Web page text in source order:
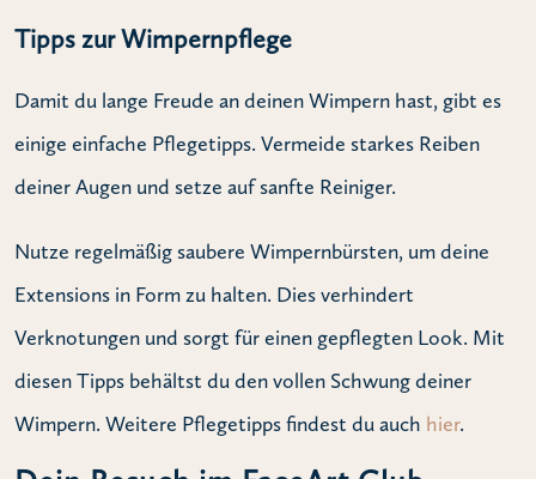
Tipps zur Wimpernpflege
Damit du lange Freude an deinen Wimpern hast, gibt es
einige einfache Pflegetipps. Vermeide starkes Reiben
deiner Augen und setze auf sanfte Reiniger.
Nutze regelmäßig saubere Wimpernbürsten, um deine
Extensions in Form zu halten. Dies verhindert
Verknotungen und sorgt für einen gepflegten Look. Mit
diesen Tipps behältst du den vollen Schwung deiner
Wimpern. Weitere Pflegetipps findest du auch hier.